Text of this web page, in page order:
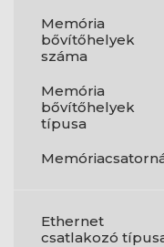
Memória
bővítőhelyek
száma
Memória
bővítőhelyek
típusa
Ethernet
csatlakozó